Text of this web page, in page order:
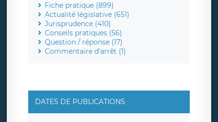
Fiche pratique (899)
Actualité législative (651)
Jurisprudence (410)
Conseils pratiques (56)
Question / réponse (17)
Commentaire d'arrêt (1)
DATES DE PUBLICATIONS